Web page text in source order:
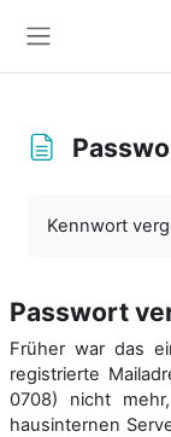
Kennwort
Passwort
Früher war das
registrierte
0708) nicht
hausinternen